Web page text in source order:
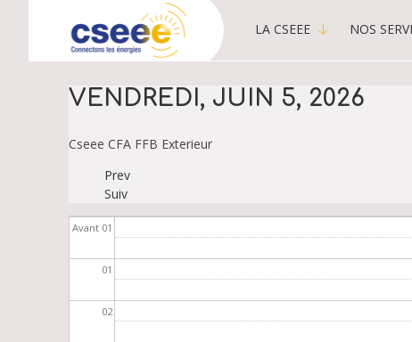
MENU
-
PUBLIC
LA CSEEE NOS
VENDREDI, JUIN 5, 2026
Cseee CFA FFB Exterieur
PAGINATION
Prev
Suiv
Avant 01
01
02